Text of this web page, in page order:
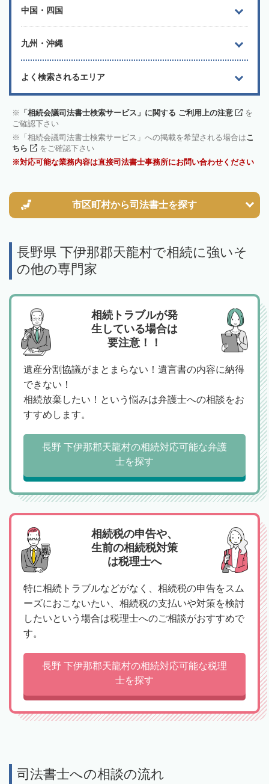
中国・四国
九州・沖縄
よく検索されるエリア
「相続会議司法書士検索サービス」に関する ご利用上の注意
を
ご確認下さい
「相続会議司法書士検索サービス」への掲載を希望される場合はこ
ちら
をご確認下さい
対応可能な業務内容は直接司法書士事務所にお問い合わせください
市区町村から司法書士を探す
長野県 下伊那郡天龍村で相続に強いそ
の他の専門家
相続トラブルが発
生している場合は
要注意！！
遺産分割協議がまとまらない！遺言書の内容に納得
できない！
相続放棄したい！という悩みは弁護士への相談をお
すすめします。
長野 下伊那郡天龍村の相続対応可能な弁護
士を探す
相続税の申告や、
生前の相続税対策
は税理士へ
特に相続トラブルなどがなく、相続税の申告をスム
ーズにおこないたい、相続税の支払いや対策を検討
したいという場合は税理士へのご相談がおすすめで
す。
長野 下伊那郡天龍村の相続対応可能な税理
士を探す
司法書士への相談の流れ